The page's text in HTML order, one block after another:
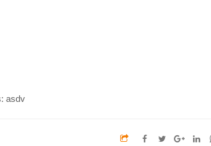
asdv